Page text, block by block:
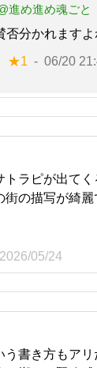
進め進め魂ごと
否分かれますよ
★1 06/20
トラピが出て
の描写が綺麗
2026/05/24
書き方もア